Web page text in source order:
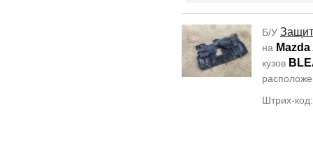
Б/У
на
кузов
Штрих-